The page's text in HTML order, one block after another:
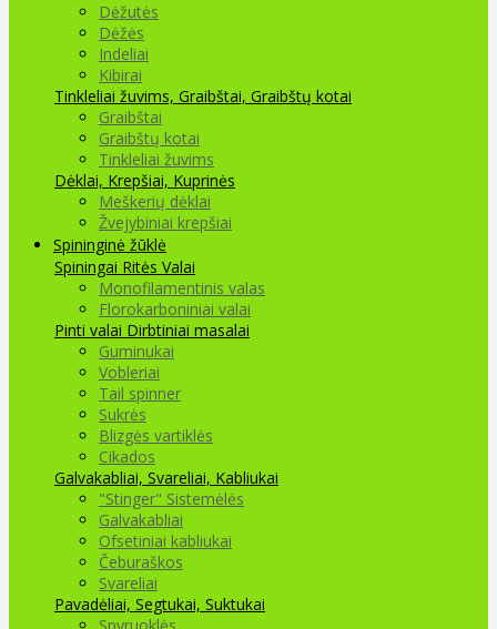
Dėžutės
Dėžės
Indeliai
Kibirai
Tinkleliai žuvims, Graibštai, Graibštų kotai
Graibštai
Graibštų kotai
Tinkleliai žuvims
Dėklai, Krepšiai, Kuprinės
Meškerių dėklai
Žvejybiniai krepšiai
Spininginė žūklė
Spiningai Ritės Valai
Monofilamentinis valas
Florokarboniniai valai
Pinti valai Dirbtiniai masalai
Guminukai
Vobleriai
Tail spinner
Sukrės
Blizgės vartiklės
Cikados
Galvakabliai, Svareliai, Kabliukai
"Stinger" Sistemėlės
Galvakabliai
Ofsetiniai kabliukai
Čeburaškos
Svareliai
Pavadėliai, Segtukai, Suktukai
Spyruoklės